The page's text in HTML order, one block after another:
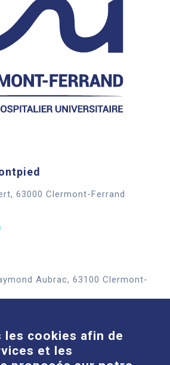
63000 Clermont-Ferrand
Aubrac, 63100 Clermont-
les cookies afin de
et les